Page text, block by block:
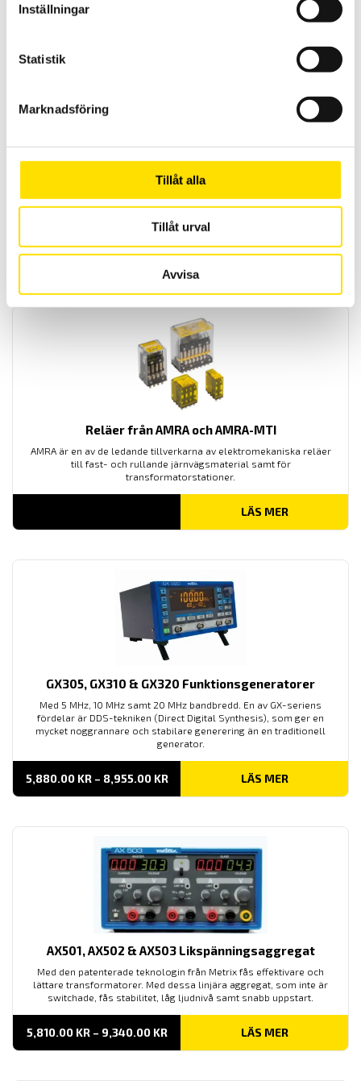
Inställningar
Statistik
Marknadsföring
Tillåt alla
Tillåt urval
Avvisa
MTX3290 & MTX3291 ASYC IV med dubbeldisplay
MTX är en AC+DC TRMS mätande samt IP67 vattentät
multimeterserie med dubbeldisplay och lägsta mätosäkerhet. Med
lågimpedansområde på spänning.
4,295.00KR–5,995.00KRPRISINTERVALL:
4,295.00 KR
TILL
LÄS MER
Relaterade produkter
Reläer från AMRA och AMRA-MTI
AMRA är en av de ledande tillverkarna av elektromekaniska reläer
till fast- och rullande järnvägsmaterial samt för
transformatorstationer.
LÄS MER
GX305, GX310 & GX320 Funktionsgeneratorer
Med 5 MHz, 10 MHz samt 20 MHz bandbredd. En av GX-seriens
fördelar är DDS-tekniken (Direct Digital Synthesis), som ger en
mycket noggrannare och stabilare generering än en traditionell
generator.
5,880.00 KR – 8,955.00 KRPRISINTERVALL:
TILL
LÄS MER
AX501, AX502 & AX503 Likspänningsaggregat
Med den patenterade teknologin från Metrix fås effektivare och
lättare transformatorer. Med dessa linjära aggregat, som inte är
switchade, fås stabilitet, låg ljudnivå samt snabb uppstart.
5,810.00 KR – 9,340.00 KRPRISINTERVALL:
TILL
LÄS MER